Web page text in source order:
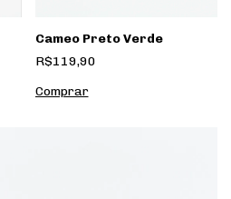
Cameo Preto Verde
R$119,90